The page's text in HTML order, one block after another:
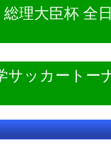
理大臣杯 全
サッカート